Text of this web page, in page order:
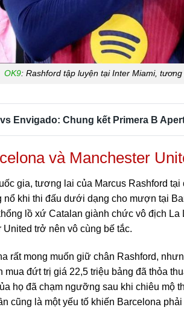
OK9: Rashford tập luyện tại Inter Miami, tương
Envigado: Chung kết Primera B
và Manchester
gia, tương lai của Marcus Rashford
nổ khi thi đấu dưới dạng cho mượn tại
lồ xứ Catalan giành chức vô địch
trở nên vô cùng bế tắc.
rất mong muốn giữ chân Rashford,
đứt trị giá 22,5 triệu bảng đã thỏa
họ đã chạm ngưỡng sau khi chiêu mộ
cũng là một yếu tố khiến Barcelona